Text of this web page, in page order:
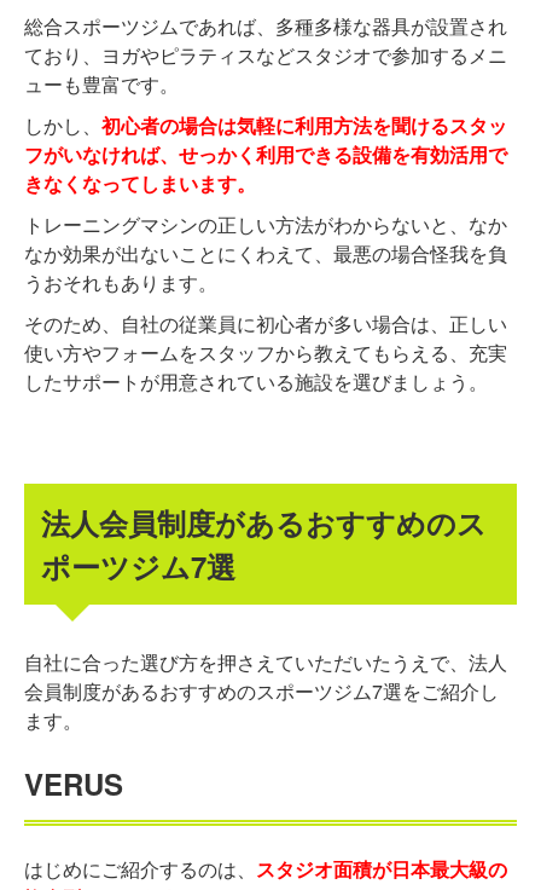
総合スポーツジムであれば、多種多様な器具が設置され
ており、ヨガやピラティスなどスタジオで参加するメニ
ューも豊富です。
しかし、 初心者の場合は気軽に利用方法を聞けるスタッ
フがいなければ、せっかく利用できる設備を有効活用で
きなくなってしまいます。
トレーニングマシンの正しい方法がわからないと、なか
なか効果が出ないことにくわえて、最悪の場合怪我を負
うおそれもあります。
そのため、自社の従業員に初心者が多い場合は、正しい
使い方やフォームをスタッフから教えてもらえる、充実
したサポートが用意されている施設を選びましょう。
法人会員制度があるおすすめのス
ポーツジム7選
自社に合った選び方を押さえていただいたうえで、法人
会員制度があるおすすめのスポーツジム7選をご紹介し
ます。
VERUS
はじめにご紹介するのは、 スタジオ面積が日本最大級の